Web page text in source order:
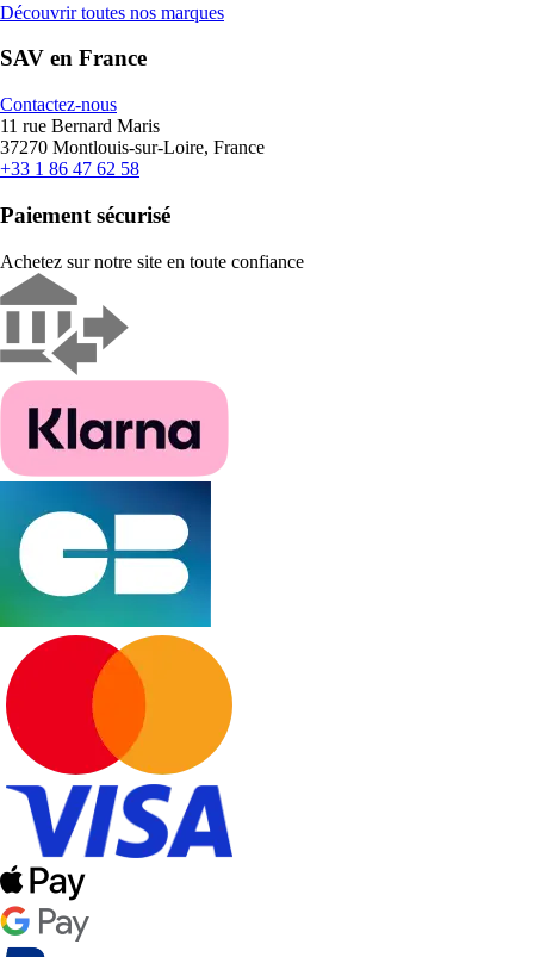
Découvrir toutes nos marques
SAV en France
Contactez-nous
11 rue Bernard Maris
37270 Montlouis-sur-Loire, France
+33 1 86 47 62 58
Paiement sécurisé
Achetez sur notre site en toute confiance